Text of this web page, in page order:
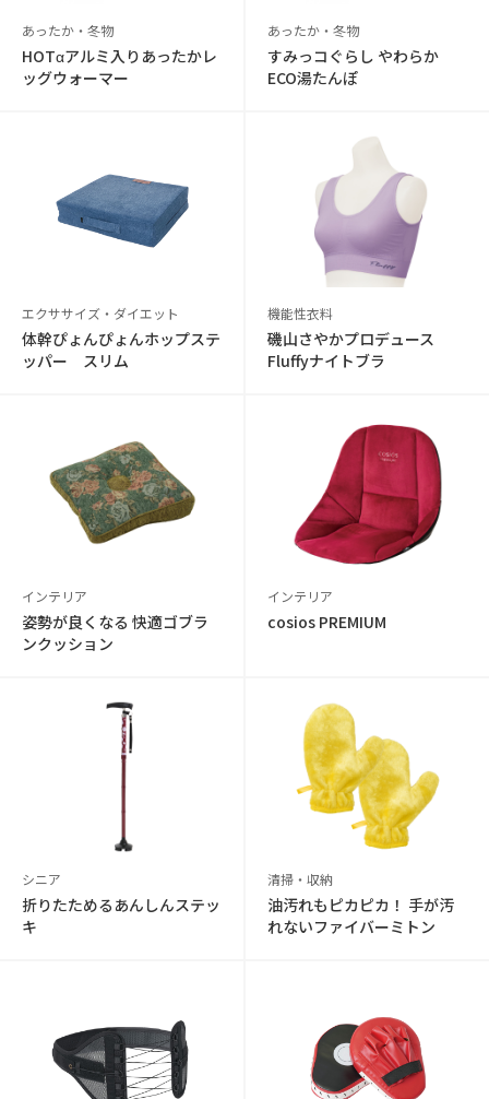
あったか・冬物
HOTαアルミ入りあったかレ
ッグウォーマー
あったか・冬物
すみっコぐらし やわらか
ECO湯たんぽ
エクササイズ・ダイエット
体幹ぴょんぴょんホップステ
ッパー スリム
機能性衣料
磯山さやかプロデュース
Fluffyナイトブラ
インテリア
姿勢が良くなる 快適ゴブラ
ンクッション
インテリア
cosios PREMIUM
シニア
折りたためるあんしんステッ
キ
清掃・収納
油汚れもピカピカ！ 手が汚
れないファイバーミトン